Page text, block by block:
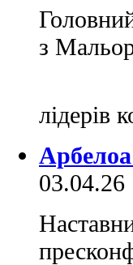
з
лідерів
03.04.26